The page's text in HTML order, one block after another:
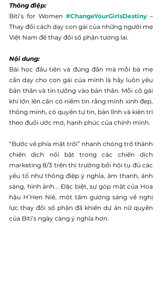
Thông điệp:
Biti’s for Women #ChangeYourGirlsDestiny –
Thay đổi cách dạy con gái của những người mẹ
Việt Nam để thay đổi số phận tương lai.
Nội dung:
Bài học đầu tiên và đúng đắn mà mỗi bà mẹ
cần dạy cho con gái của mình là hãy luôn yêu
bản thân và tin tưởng vào bản thân. Mỗi cô gái
khi lớn lên cần có niềm tin rằng mình xinh đẹp,
thông minh, có quyền tự tin, bản lĩnh và kiên trì
theo đuổi ước mơ, hạnh phúc của chính mình.
“Bước về phía mặt trời” nhanh chóng trở thành
chiến dịch nổi bật trong các chiến dịch
marketing 8/3 trên thị trường bởi hội tụ đủ các
yếu tố như thông điệp ý nghĩa, âm thanh, ánh
sáng, hình ảnh... Đặc biệt, sự góp mặt của Hoa
hậu H’Hen Niê, một tấm gương sáng về nghị
lực thay đổi số phận đã khiến dự án nữ quyền
của Biti’s ngày càng ý nghĩa hơn.